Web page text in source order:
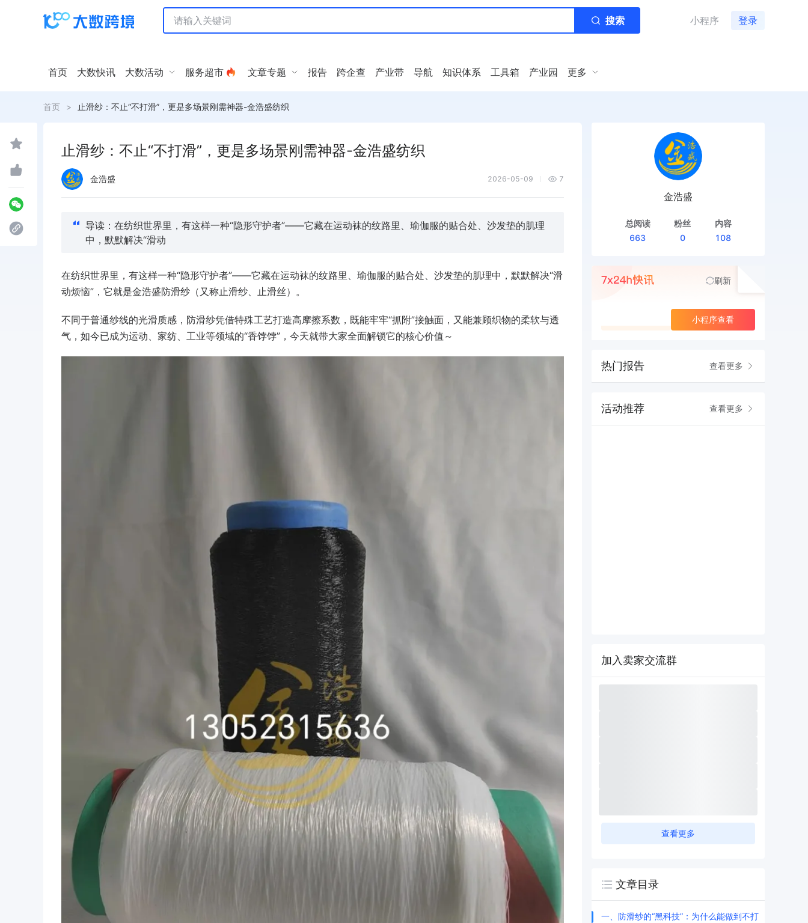
搜索 小程序 登录
首页 大数快讯 大数活动 服务超市 文章专题 报告 跨企查 产业带 导航 知识体系 工具箱 产业园 更多
首页 > 止滑纱：不止“不打滑”，更是多场景刚需神器-金浩盛纺织
止滑纱：不止“不打滑”，更是多场景刚需神器-金浩盛纺织
金浩盛 2026-05-09 7
导读：在纺织世界里，有这样一种“隐形守护者”——它藏在运动袜的纹路里、瑜伽服的贴合处、沙发垫的肌理
中，默默解决“滑动
在纺织世界里，有这样一种“隐形守护者”——它藏在运动袜的纹路里、瑜伽服的贴合处、沙发垫的肌理中，默默解决“滑
动烦恼”，它就是金浩盛防滑纱（又称止滑纱、止滑丝）。
不同于普通纱线的光滑质感，防滑纱凭借特殊工艺打造高摩擦系数，既能牢牢“抓附”接触面，又能兼顾织物的柔软与透
气，如今已成为运动、家纺、工业等领域的“香饽饽”，今天就带大家全面解锁它的核心价值～
金浩盛
总阅读
663
粉丝
0
内容
108
刷新
小程序查看
热门报告 查看更多
活动推荐 查看更多
加入卖家交流群
查看更多
文章目录
一、防滑纱的“黑科技”：为什么能做到不打